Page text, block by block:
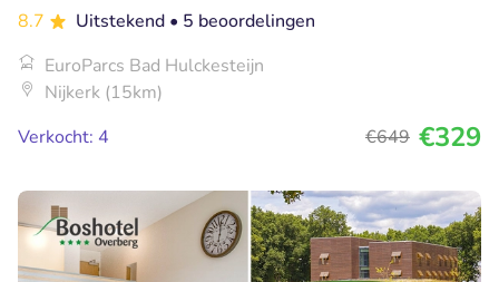
8.7 Uitstekend • 5 beoordelingen
EuroParcs Bad Hulckesteijn
Nijkerk (15km)
Verkocht: 4
€649 €329